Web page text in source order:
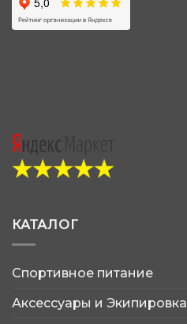
КАТАЛОГ
Спортивное питание
Аксессуары и Экипировка